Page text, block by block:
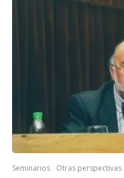
Seminarios Otras